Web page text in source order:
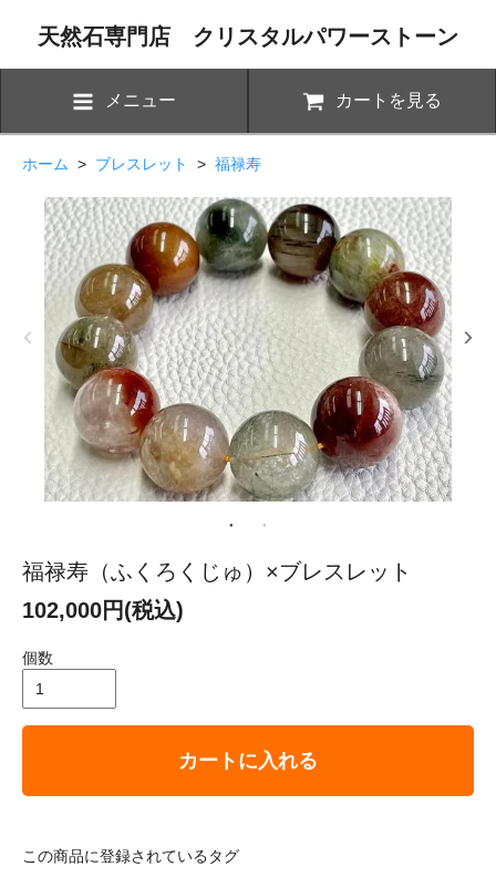
天然石専門店 クリスタルパワーストーン
メニュー カートを見る
ホーム > ブレスレット > 福禄寿
福禄寿（ふくろくじゅ）×ブレスレット
102,000円(税込)
個数
カートに入れる
この商品に登録されているタグ